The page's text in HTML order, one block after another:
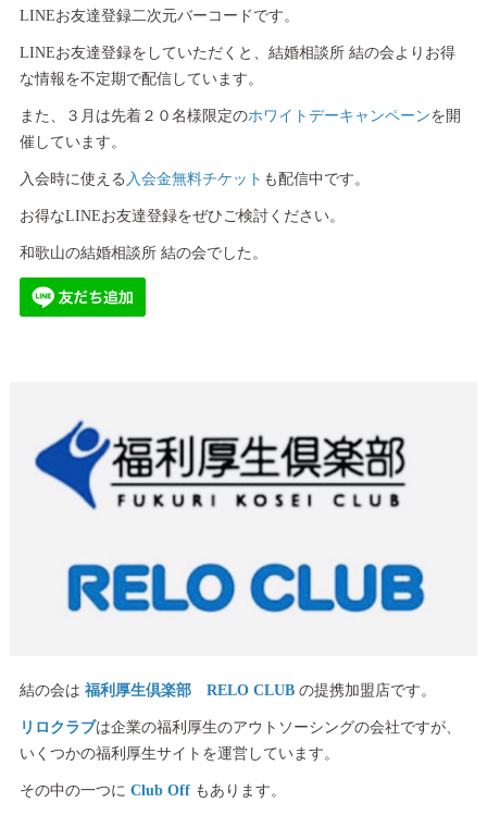
LINEお友達登録二次元バーコードです。
LINEお友達登録をしていただくと、結婚相談所 結の会よりお得
な情報を不定期で配信しています。
また、３月は先着２０名様限定のホワイトデーキャンペーンを開
催しています。
入会時に使える 入会金無料チケット も配信中です。
お得なLINEお友達登録をぜひご検討ください。
和歌山の結婚相談所 結の会でした。
結の会は 福利厚生倶楽部 RELO CLUBの提携加盟店です。
リロクラブは企業の福利厚生のアウトソーシングの会社ですが、
いくつかの福利厚生サイトを運営しています。
その中の一つに Club Offもあります。